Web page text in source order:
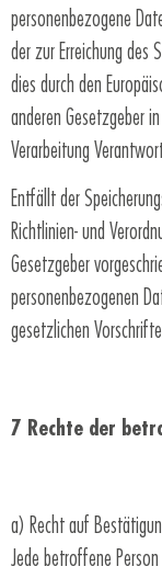
personenbezogene
der zur Erreichung des
dies durch den
anderen Gesetzgeber
Verarbeitung
Entfällt der
Richtlinien- und
Gesetzgeber
personenbezogenen
gesetzlichen
7 Rechte der
a) Recht auf
Jede betroffene